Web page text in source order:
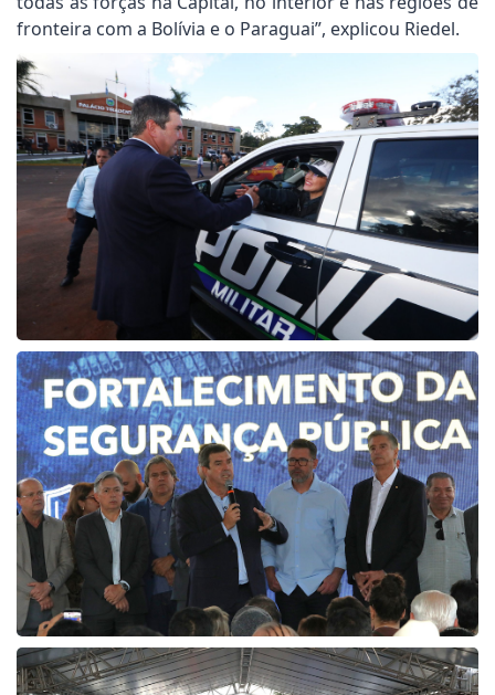
fronteira com a Bolívia e o Paraguai”, explicou Riedel.